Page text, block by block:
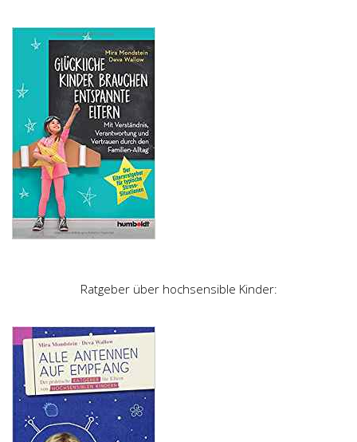
Ratgeber über hochsensible Kinder: